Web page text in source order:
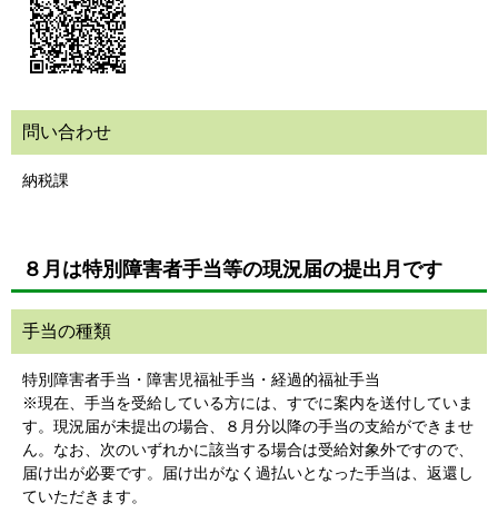
問い合わせ
納税課
８月は特別障害者手当等の現況届の提出月です
手当の種類
特別障害者手当・障害児福祉手当・経過的福祉手当
※現在、手当を受給している方には、すでに案内を送付していま
す。現況届が未提出の場合、８月分以降の手当の支給ができませ
ん。なお、次のいずれかに該当する場合は受給対象外ですので、
届け出が必要です。届け出がなく過払いとなった手当は、返還し
ていただきます。